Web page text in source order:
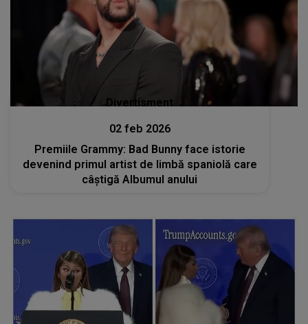
Divertisment
02 feb 2026
Premiile Grammy: Bad Bunny face istorie
devenind primul artist de limbă spaniolă care
câştigă Albumul anului